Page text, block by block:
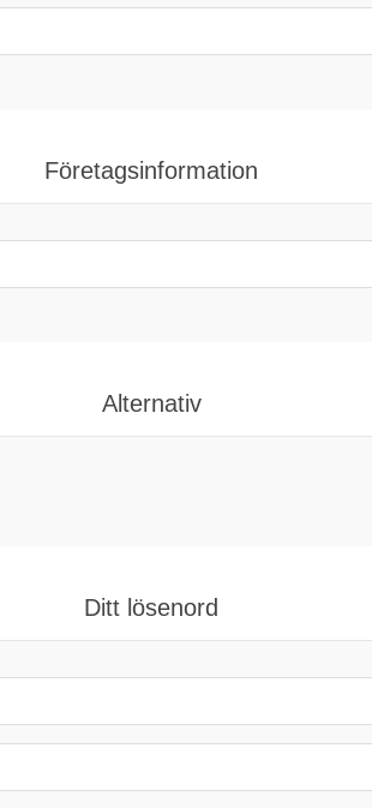
Företagsinformation
Alternativ
Ditt lösenord